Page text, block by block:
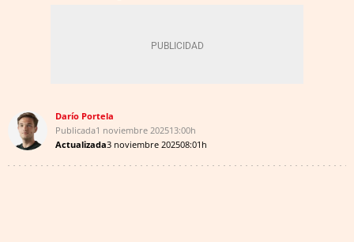
Darío Portela
Publicada1 noviembre 202513:00h
Actualizada3 noviembre 202508:01h